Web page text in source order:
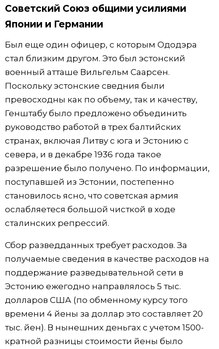
Советский Союз общими усилиями
Японии и Германии
Был еще один офицер, с которым Ододэра
стал близким другом. Это был эстонский
военный атташе Вильгельм Саарсен.
Поскольку эстонские сведния были
превосходны как по объему, так и качеству,
Генштабу было предложено объединить
руководство работой в трех балтийских
странах, включая Литву с юга и Эстонию с
севера, и в декабре 1936 года такое
разрешение было получено. По информации,
поступавшей из Эстонии, постепенно
становилось ясно, что советская армия
ослабляетеся большой чисткой в ходе
сталинских репрессий.
Сбор разведданных требует расходов. За
получаемые сведения в качестве расходов на
поддержание разведывательной сети в
Эстонию ежегодно направлялось 5 тыс.
долларов США (по обменному курсу того
времени 4 йены за доллар это составляет 20
тыс. йен). В нынешних деньгах с учетом 1500-
кратной разницы стоимости йены было